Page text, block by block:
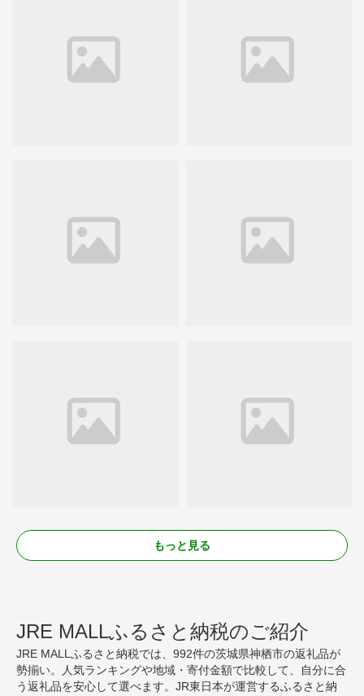
もっと見る
JRE MALLふるさと納税のご紹介
JRE MALLふるさと納税では、992件の茨城県神栖市の返礼品が
勢揃い。人気ランキングや地域・寄付金額で比較して、自分に合
う返礼品を安心して選べます。JR東日本が運営するふるさと納